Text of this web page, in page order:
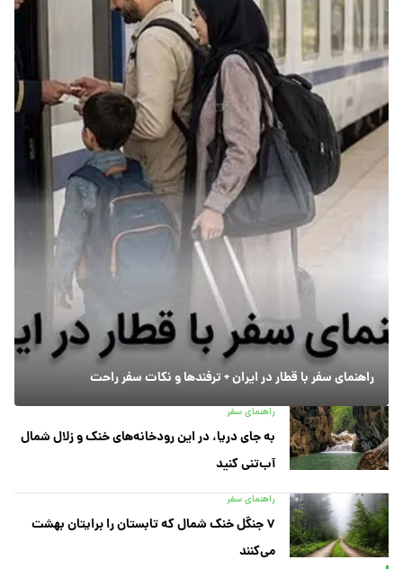
راهنمای سفر با قطار در ایران + ترفندها و نکات سفر راحت
راهنمای سفر
به جای دریا، در این رودخانه‌های خنک و زلال شمال
آب‌تنی کنید
راهنمای سفر
۷ جنگل خنک شمال که تابستان را برایتان بهشت
می‌کنند